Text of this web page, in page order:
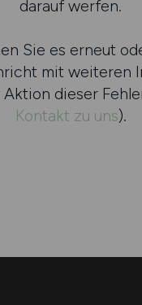
darauf werfen.
Sie es erneut
mit weiteren
dieser
Kontakt zu uns).